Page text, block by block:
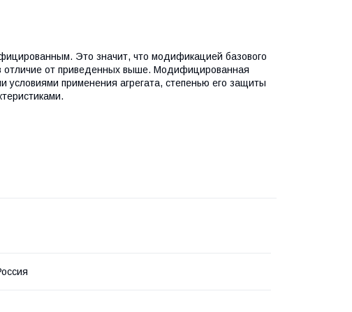
Это значит, что модификацией базового
отличие от приведенных выше. Модифицированная
условиями применения агрегата, степенью его защиты